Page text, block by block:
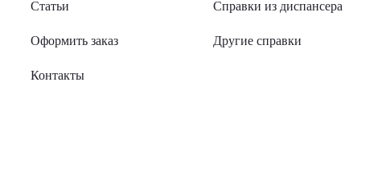
Статьи
Оформить заказ
Контакты
Справки из диспансера
Другие справки